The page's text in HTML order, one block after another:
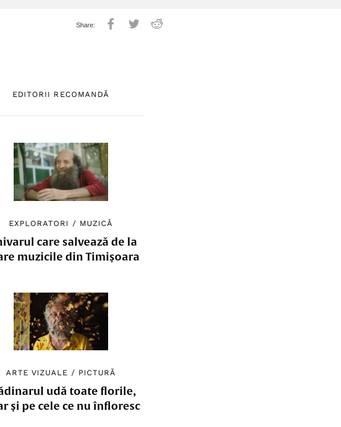
EDITORII RECOMANDĂ
EXPLORATORI / MUZICĂ
care salvează de la
muzicile din Timișoara
ARTE VIZUALE / PICTURĂ
udă toate florile,
și pe cele ce nu înfloresc